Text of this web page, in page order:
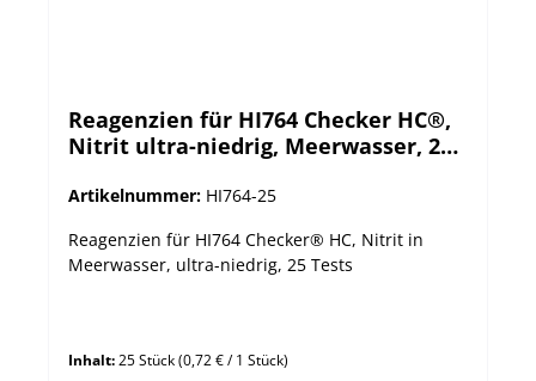
Reagenzien für HI764 Checker HC®,
Nitrit ultra-niedrig, Meerwasser, 25
Artikelnummer: HI764-25
Reagenzien für HI764 Checker® HC, Nitrit in
Meerwasser, ultra-niedrig, 25 Tests
Inhalt:25 Stück(0,72 € / 1 Stück)